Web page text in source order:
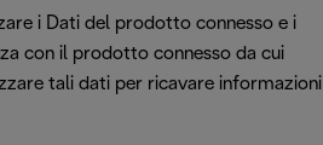
i Dati del prodotto connesso e i
con il prodotto connesso da cui
tali dati per ricavare informazioni